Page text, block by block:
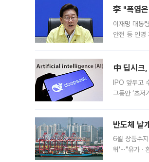
李 "폭염
이재명 대통
안전 등 인명
中 딥시크
IPO 앞두고
그동안 ‘초
반도체 날
6월 상품수
위'⋯"유가ㆍ